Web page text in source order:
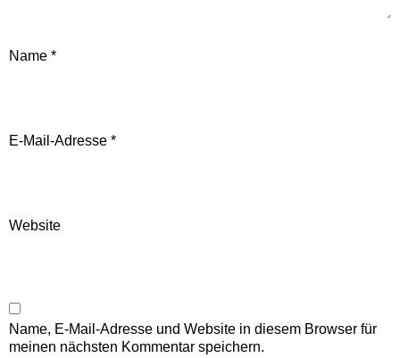
Name *
E-Mail-Adresse *
Website
Name, E-Mail-Adresse und Website in diesem Browser für
meinen nächsten Kommentar speichern.